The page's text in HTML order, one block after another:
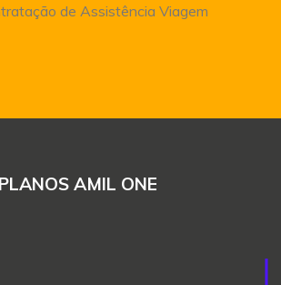
de Assistência Viagem
PLANOS AMIL ONE